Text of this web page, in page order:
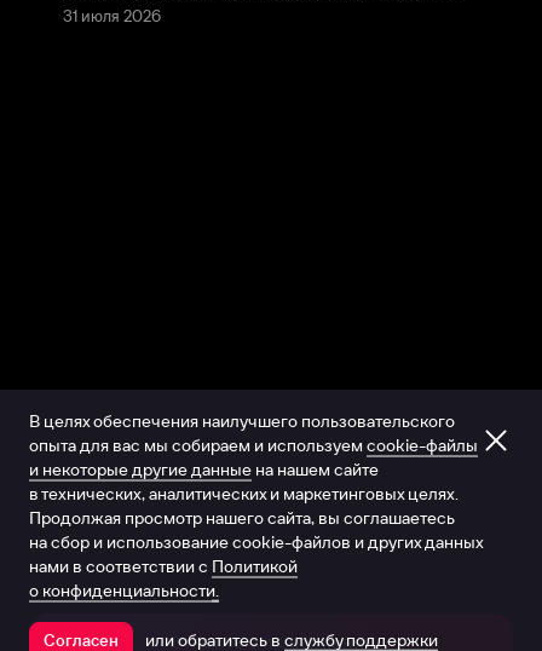
31 июля 2026
Открыть в приложении
В целях обеспечения наилучшего пользовательского
опыта для вас мы собираем и используем cookie-файлы
и некоторые другие данные на нашем сайте
в технических, аналитических и маркетинговых целях.
Продолжая просмотр нашего сайта, вы соглашаетесь
на сбор и использование cookie-файлов и других данных
нами в соответствии с Политикой
о конфиденциальности.
Согласен или обратитесь в службу поддержки